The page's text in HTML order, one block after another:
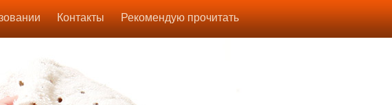
Контакты Рекомендую прочитать